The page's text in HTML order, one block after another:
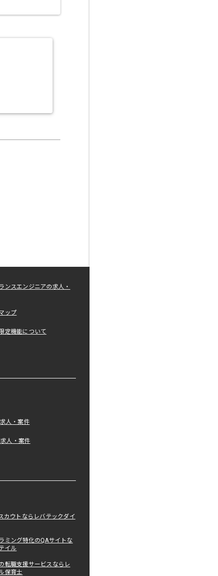
ンスエンジニアの求人・
ップ
定機能について
人・案件
人・案件
カウトならレバテックダイ
ミング特化のQAサイトな
イル
転職支援サービスならレ
保育士